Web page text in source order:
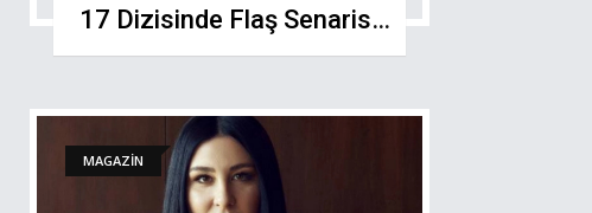
17 Dizisinde Flaş Senarist
Hamlesi!
MAGAZİN